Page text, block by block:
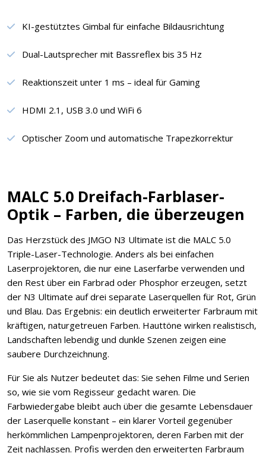
KI-gestütztes Gimbal für einfache Bildausrichtung
Dual-Lautsprecher mit Bassreflex bis 35 Hz
Reaktionszeit unter 1 ms – ideal für Gaming
HDMI 2.1, USB 3.0 und WiFi 6
Optischer Zoom und automatische Trapezkorrektur
MALC 5.0 Dreifach-Farblaser-
Optik – Farben, die überzeugen
Das Herzstück des JMGO N3 Ultimate ist die MALC 5.0
Triple-Laser-Technologie. Anders als bei einfachen
Laserprojektoren, die nur eine Laserfarbe verwenden und
den Rest über ein Farbrad oder Phosphor erzeugen, setzt
der N3 Ultimate auf drei separate Laserquellen für Rot, Grün
und Blau. Das Ergebnis: ein deutlich erweiterter Farbraum mit
kräftigen, naturgetreuen Farben. Hauttöne wirken realistisch,
Landschaften lebendig und dunkle Szenen zeigen eine
saubere Durchzeichnung.
Für Sie als Nutzer bedeutet das: Sie sehen Filme und Serien
so, wie sie vom Regisseur gedacht waren. Die
Farbwiedergabe bleibt auch über die gesamte Lebensdauer
der Laserquelle konstant – ein klarer Vorteil gegenüber
herkömmlichen Lampenprojektoren, deren Farben mit der
Zeit nachlassen. Profis werden den erweiterten Farbraum